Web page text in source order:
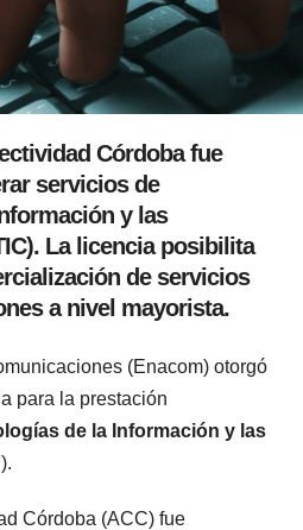
Córdoba fue
servicios de
y las
La licencia posibilita
de servicios
a nivel mayorista.
(Enacom) otorgó
para la prestación
de la Información y las
Córdoba (ACC) fue